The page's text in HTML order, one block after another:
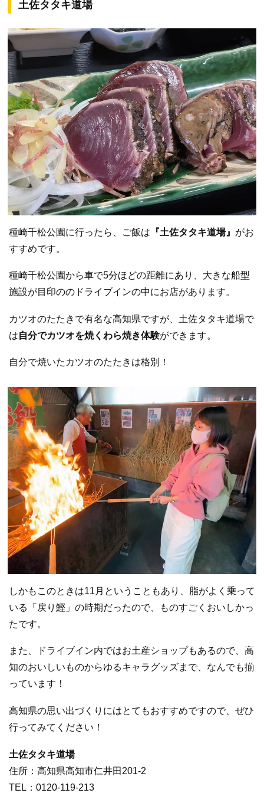
土佐タタキ道場
種崎千松公園に行ったら、ご飯は 『土佐タタキ道場』 がお
すすめです。
種崎千松公園から車で5分ほどの距離にあり、大きな船型
施設が目印ののドライブインの中にお店があります。
カツオのたたきで有名な高知県ですが、土佐タタキ道場で
は自分でカツオを焼くわら焼き体験ができます。
自分で焼いたカツオのたたきは格別！
しかもこのときは11月ということもあり、脂がよく乗って
いる「戻り鰹」の時期だったので、ものすごくおいしかっ
たです。
また、ドライブイン内ではお土産ショップもあるので、高
知のおいしいものからゆるキャラグッズまで、なんでも揃
っています！
高知県の思い出づくりにはとてもおすすめですので、ぜひ
行ってみてください！
土佐タタキ道場
住所：高知県高知市仁井田201-2
TEL：0120-119-213